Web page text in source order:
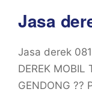
Jasa
Jasa derek
DEREK MOBIL
GENDONG ??